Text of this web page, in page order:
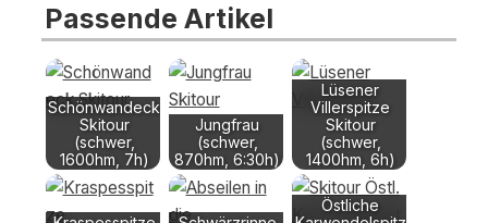
Passende Artikel
Schönwandeck
Skitour
(schwer,
1600hm, 7h)
Jungfrau
(schwer,
870hm, 6:30h)
Lüsener
Villerspitze
Skitour
(schwer,
1400hm, 6h)
Östliche